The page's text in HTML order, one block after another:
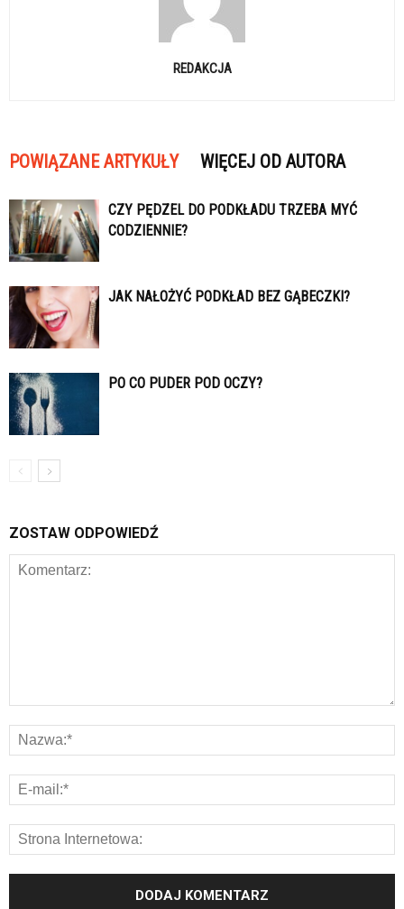
REDAKCJA
POWIĄZANE ARTYKUŁY WIĘCEJ OD AUTORA
CZY PĘDZEL DO PODKŁADU TRZEBA MYĆ
CODZIENNIE?
JAK NAŁOŻYĆ PODKŁAD BEZ GĄBECZKI?
PO CO PUDER POD OCZY?
ZOSTAW ODPOWIEDŹ